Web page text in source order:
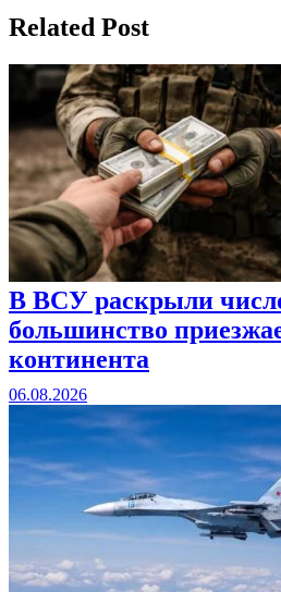
Related Post
В ВСУ раскрыли
большинство
континента
06.08.2026